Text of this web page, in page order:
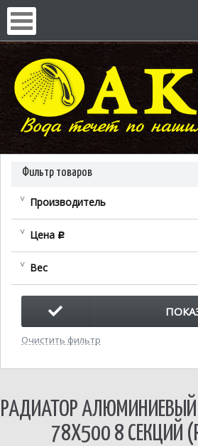
Фильтр товаров
Производитель
Цена c
Вес
Очистить фильтр
РАДИАТОР АЛЮМИНИЕВЫЙ
78Х500 8 СЕКЦИЙ